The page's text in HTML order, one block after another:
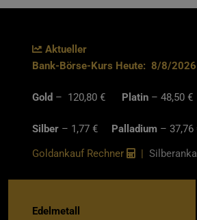
Aktueller
Bank-Börse-Kurs Heute: 8/8/2026
Gold – 120,80 € Platin – 48,50 €
Silber – 1,77 € Palladium – 37,76
Goldankauf Rechner
|
Edelmetall